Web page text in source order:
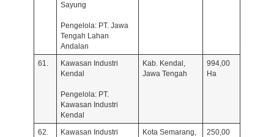
Sayung
Pengelola: PT. Jawa
Tengah Lahan
Andalan
61.
Kawasan Industri
Kendal
Pengelola: PT.
Kawasan Industri
Kendal
Kab. Kendal,
Jawa Tengah
994,00
Ha
62.
Kawasan Industri
Kota Semarang,
250,00